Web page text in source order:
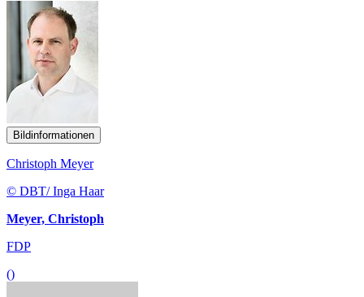
Bildinformationen
Christoph Meyer
© DBT/ Inga Haar
FDP
()